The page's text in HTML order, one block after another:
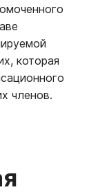
которая
членов.